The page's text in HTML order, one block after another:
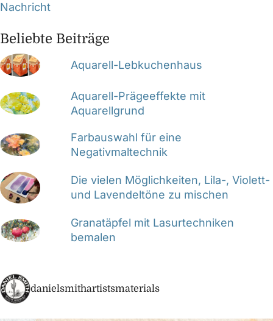
Nachricht
Beliebte Beiträge
Aquarell-Lebkuchenhaus
Aquarell-Prägeeffekte mit
Aquarellgrund
Farbauswahl für eine
Negativmaltechnik
Die vielen Möglichkeiten, Lila-, Violett-
und Lavendeltöne zu mischen
Granatäpfel mit Lasurtechniken
bemalen
danielsmithartistsmaterials